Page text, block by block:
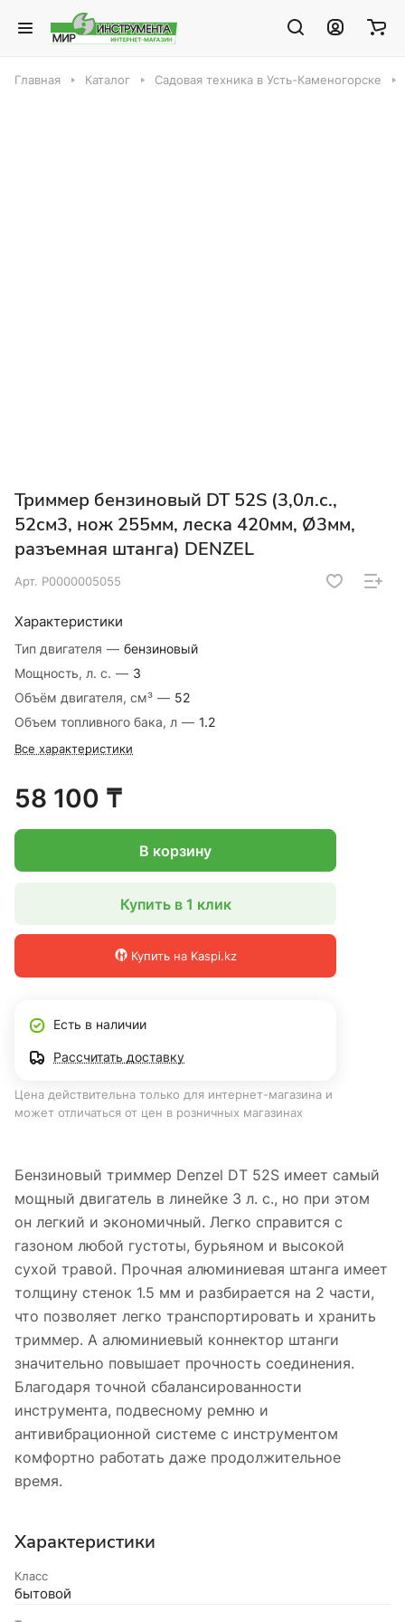
Главная Каталог Садовая техника в Усть-Каменогорске
Триммер бензиновый DT 52S (3,0л.с.,
52см3, нож 255мм, леска 420мм, Ø3мм,
разъемная штанга) DENZEL
Арт. Р0000005055
Характеристики
Тип двигателя — бензиновый
Мощность, л. с. — 3
Объём двигателя, см³ — 52
Объем топливного бака, л — 1.2
Все характеристики
58 100 ₸
В корзину
Купить в 1 клик
Купить на Kaspi.kz
Есть в наличии
Рассчитать доставку
Цена действительна только для интернет-магазина и
может отличаться от цен в розничных магазинах
Бензиновый триммер Denzel DT 52S имеет самый
мощный двигатель в линейке 3 л. с., но при этом
он легкий и экономичный. Легко справится с
газоном любой густоты, бурьяном и высокой
сухой травой. Прочная алюминиевая штанга имеет
толщину стенок 1.5 мм и разбирается на 2 части,
что позволяет легко транспортировать и хранить
триммер. А алюминиевый коннектор штанги
значительно повышает прочность соединения.
Благодаря точной сбалансированности
инструмента, подвесному ремню и
антивибрационной системе с инструментом
комфортно работать даже продолжительное
время.
Характеристики
Класс
бытовой